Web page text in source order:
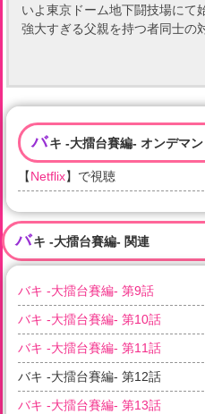
いよ東京ドーム地下闘技場にて
強大すぎる父親を持つ者同士の
バキ -大擂台賽編- オンデマ
【Netflix】で視聴
バキ -大擂台賽編- 関連
バキ -大擂台賽編- 第9話
バキ -大擂台賽編- 第10話
バキ -大擂台賽編- 第11話
バキ -大擂台賽編- 第12話
バキ -大擂台賽編- 第13話